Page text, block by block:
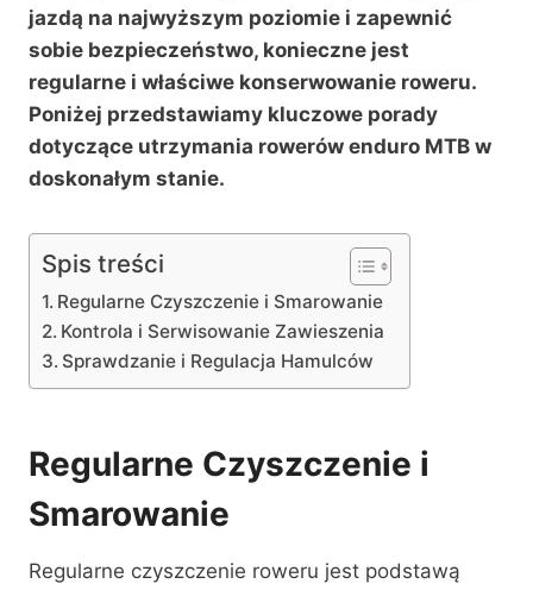
jazdą na najwyższym poziomie i zapewnić
sobie bezpieczeństwo, konieczne jest
regularne i właściwe konserwowanie roweru.
Poniżej przedstawiamy kluczowe porady
dotyczące utrzymania rowerów enduro MTB w
doskonałym stanie.
Spis treści
Regularne Czyszczenie i Smarowanie
Kontrola i Serwisowanie Zawieszenia
Sprawdzanie i Regulacja Hamulców
Regularne Czyszczenie i
Smarowanie
Regularne czyszczenie roweru jest podstawą